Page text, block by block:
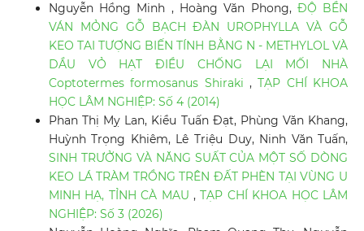
Nguyễn Hồng Minh , Hoàng Văn Phong, ĐỘ BỀN
VÁN MỎNG GỖ BẠCH ĐÀN UROPHYLLA VÀ GỖ
KEO TAI TƯỢNG BIẾN TÍNH BẰNG N - METHYLOL VÀ
DẦU VỎ HẠT ĐIỀU CHỐNG LẠI MỐI NHÀ
Coptotermes formosanus Shiraki ,TẠP CHÍ KHOA
HỌC LÂM NGHIỆP: Số 4 (2014)
Phan Thị Mỵ Lan, Kiều Tuấn Đạt, Phùng Văn Khang,
Huỳnh Trọng Khiêm, Lê Triệu Duy, Ninh Văn Tuấn,
SINH TRƯỞNG VÀ NĂNG SUẤT CỦA MỘT SỐ DÒNG
KEO LÁ TRÀM TRỒNG TRÊN ĐẤT PHÈN TẠI VÙNG U
MINH HẠ, TỈNH CÀ MAU ,TẠP CHÍ KHOA HỌC LÂM
NGHIỆP: Số 3 (2026)